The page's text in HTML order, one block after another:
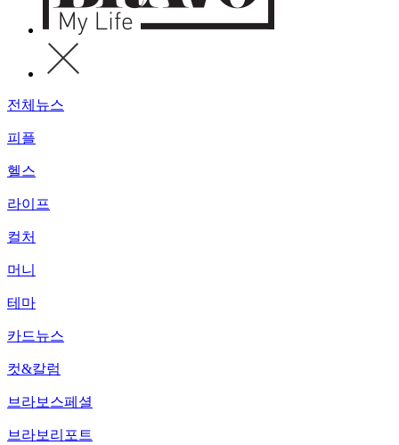
전체뉴스
피플
헬스
라이프
컬처
머니
테마
카드뉴스
컷&칼럼
브라보스페셜
브라보리포트